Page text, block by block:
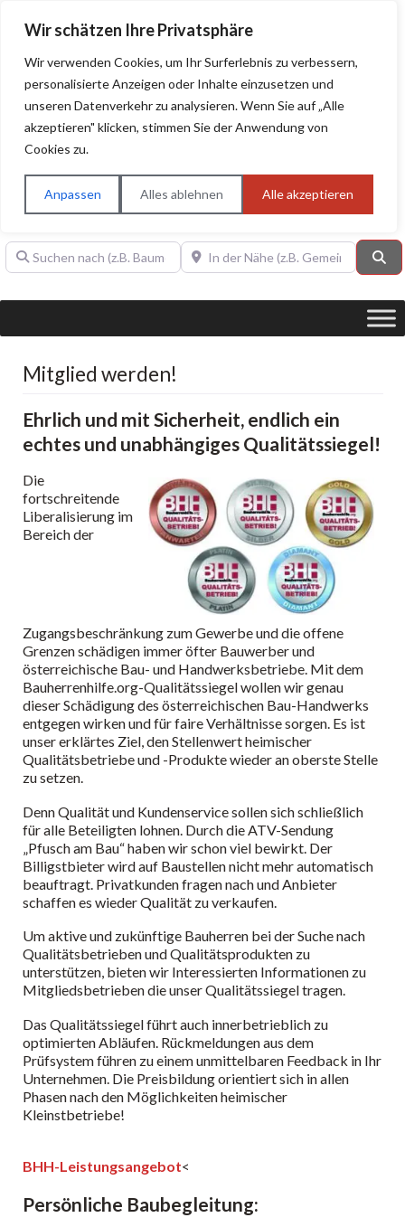
Wir schätzen Ihre Privatsphäre
Wir verwenden Cookies, um Ihr Surferlebnis zu verbessern,
personalisierte Anzeigen oder Inhalte einzusetzen und
unseren Datenverkehr zu analysieren. Wenn Sie auf „Alle
akzeptieren" klicken, stimmen Sie der Anwendung von
Cookies zu.
Anpassen Alles ablehnen Alle akzeptieren
BAUHERRENHILFE.orgQualitätssiegel!
Sie finden hier nur Qualitätsbetriebe, die mit dem DIAMANT,
PLATIN, GOLD, SILBER, ANWÄRTER "Bauherrenhilfe.org-
Qualitätssiegel" ausgezeichnet sind.
Suchen nach (z.B. Baumeister oder Dachdecker)In der Nähe (z.B. Gemeinde Baden)
Mitglied werden!
Ehrlich und mit Sicherheit, endlich ein
echtes und unabhängiges Qualitätssiegel!
Die
fortschreitende
Liberalisierung im
Bereich der
Zugangsbeschränkung zum Gewerbe und die offene
Grenzen schädigen immer öfter Bauwerber und
österreichische Bau- und Handwerksbetriebe. Mit dem
Bauherrenhilfe.org-Qualitätssiegel wollen wir genau
dieser Schädigung des österreichischen Bau-Handwerks
entgegen wirken und für faire Verhältnisse sorgen. Es ist
unser erklärtes Ziel, den Stellenwert heimischer
Qualitätsbetriebe und -Produkte wieder an oberste Stelle
zu setzen.
Denn Qualität und Kundenservice sollen sich schließlich
für alle Beteiligten lohnen. Durch die ATV-Sendung
„Pfusch am Bau“ haben wir schon viel bewirkt. Der
Billigstbieter wird auf Baustellen nicht mehr automatisch
beauftragt. Privatkunden fragen nach und Anbieter
schaffen es wieder Qualität zu verkaufen.
Um aktive und zukünftige Bauherren bei der Suche nach
Qualitätsbetrieben und Qualitätsprodukten zu
unterstützen, bieten wir Interessierten Informationen zu
Mitgliedsbetrieben die unser Qualitätssiegel tragen.
Das Qualitätssiegel führt auch innerbetrieblich zu
optimierten Abläufen. Rückmeldungen aus dem
Prüfsystem führen zu einem unmittelbaren Feedback in Ihr
Unternehmen. Die Preisbildung orientiert sich in allen
Phasen nach den Möglichkeiten heimischer
Kleinstbetriebe!
BHH-Leistungsangebot<
Persönliche Baubegleitung: